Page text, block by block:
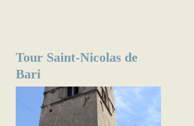
Tour Saint-Nicolas de
Bari